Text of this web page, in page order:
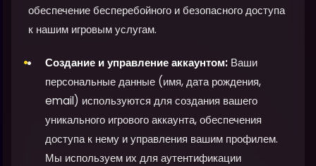
обеспечение бесперебойного и безопасного доступа
к нашим игровым услугам.
Создание и управление аккаунтом: Ваши
персональные данные (имя, дата рождения,
email) используются для создания вашего
уникального игрового аккаунта, обеспечения
доступа к нему и управления вашим профилем.
Мы используем их для аутентификации